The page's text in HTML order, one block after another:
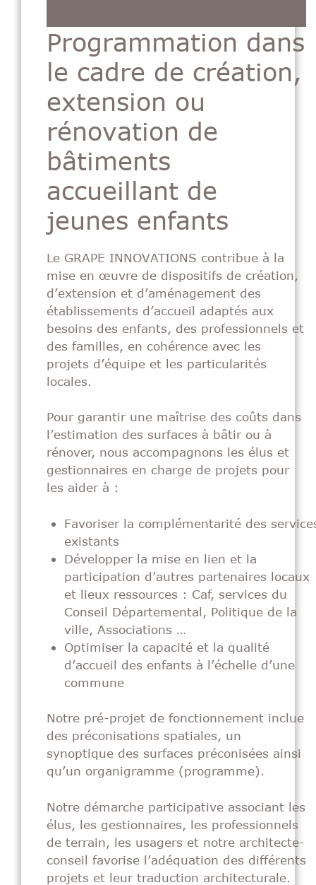
Programmation dans
le cadre de création,
extension ou
rénovation de
bâtiments
accueillant de
jeunes enfants
Le GRAPE INNOVATIONS contribue à la
mise en œuvre de dispositifs de création,
d’extension et d’aménagement des
établissements d’accueil adaptés aux
besoins des enfants, des professionnels et
des familles, en cohérence avec les
projets d’équipe et les particularités
locales.
Pour garantir une maîtrise des coûts dans
l’estimation des surfaces à bâtir ou à
rénover, nous accompagnons les élus et
gestionnaires en charge de projets pour
les aider à :
Favoriser la complémentarité des
existants
Développer la mise en lien et la
participation d’autres partenaires locaux
et lieux ressources : Caf, services du
Conseil Départemental, Politique de la
ville, Associations …
Optimiser la capacité et la qualité
d’accueil des enfants à l’échelle d’une
commune
Notre pré-projet de fonctionnement inclue
des préconisations spatiales, un
synoptique des surfaces préconisées ainsi
qu’un organigramme (programme).
Notre démarche participative associant les
élus, les gestionnaires, les professionnels
de terrain, les usagers et notre architecte-
conseil favorise l’adéquation des différents
projets et leur traduction architecturale.